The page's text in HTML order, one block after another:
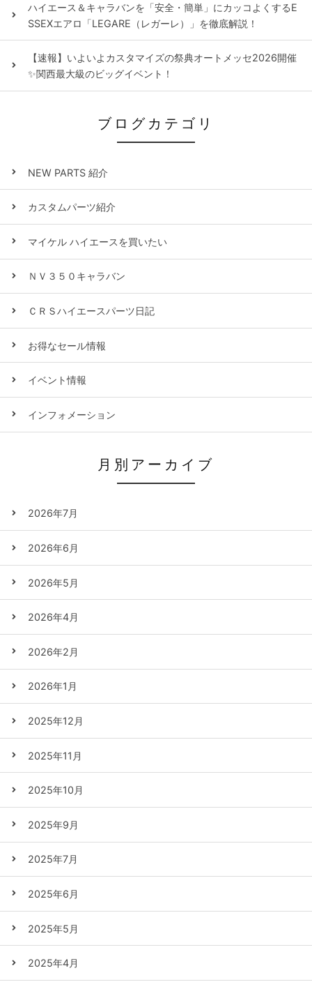
ハイエース＆キャラバンを「安全・簡単」にカッコよくするE
SSEXエアロ「LEGARE（レガーレ）」を徹底解説！
【速報】いよいよカスタマイズの祭典オートメッセ2026開催
✨関西最大級のビッグイベント！
ブログカテゴリ
NEW PARTS 紹介
カスタムパーツ紹介
マイケル ハイエースを買いたい
ＮＶ３５０キャラバン
ＣＲＳハイエースパーツ日記
お得なセール情報
イベント情報
インフォメーション
月別アーカイブ
2026年7月
2026年6月
2026年5月
2026年4月
2026年2月
2026年1月
2025年12月
2025年11月
2025年10月
2025年9月
2025年7月
2025年6月
2025年5月
2025年4月